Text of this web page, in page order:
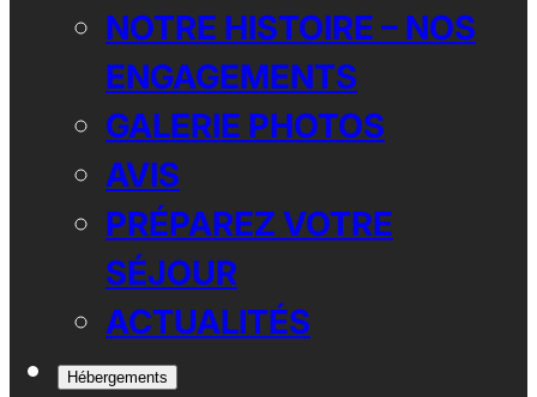
NOTRE HISTOIRE – NOS
ENGAGEMENTS
GALERIE PHOTOS
AVIS
PRÉPAREZ VOTRE
SÉJOUR
ACTUALITÉS
Hébergements